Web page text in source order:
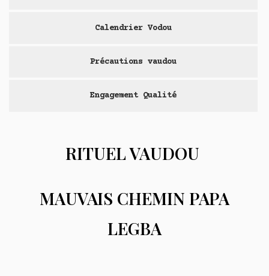
Calendrier Vodou
Précautions vaudou
Engagement Qualité
RITUEL VAUDOU
MAUVAIS CHEMIN PAPA
LEGBA